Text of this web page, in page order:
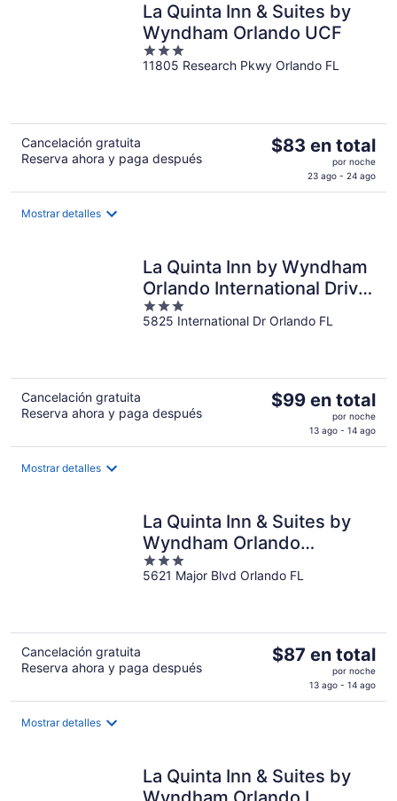
por
noche
La Quinta Inn & Suites by
Wyndham Orlando UCF
3
out
11805 Research Pkwy Orlando FL
Cancelación gratuita
Reserva ahora y paga después
El
de
por
noche
$83 en total
por noche
23 ago - 24 ago
Mostrar detalles
La Quinta Inn by Wyndham
Orlando International Drive
North
3
out
5825 International Dr Orlando FL
Cancelación gratuita
Reserva ahora y paga después
El
de
por
noche
$99 en total
por noche
13 ago - 14 ago
Mostrar detalles
La Quinta Inn & Suites by
Wyndham Orlando
Universal area
3
out
5621 Major Blvd Orlando FL
Cancelación gratuita
Reserva ahora y paga después
El
de
por
noche
$87 en total
por noche
13 ago - 14 ago
Mostrar detalles
La Quinta Inn & Suites by